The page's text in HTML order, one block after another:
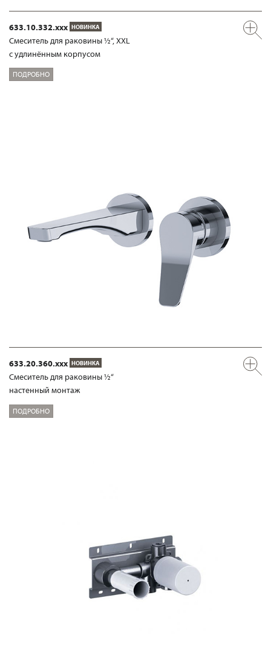
633.10.332.xxx НОВИНКА
Смеситель для раковины ½“, XXL
с удлинённым корпусом
ПОДРОБНО
633.20.360.xxx НОВИНКА
Смеситель для раковины ½“
настенный монтаж
ПОДРОБНО